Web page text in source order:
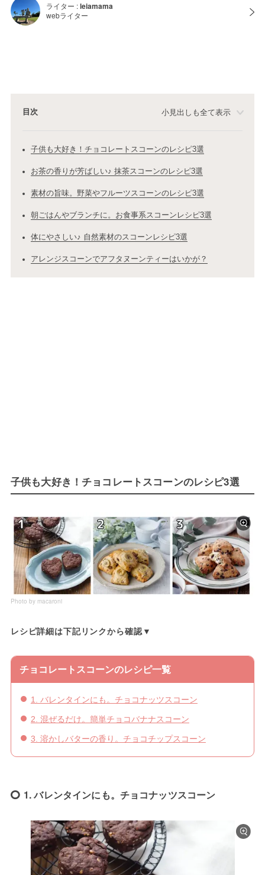
ライター :leiamama
webライター
目次 小見出しも全て表示
子供も大好き！チョコレートスコーンのレシピ3選
お茶の香りが芳ばしい♪ 抹茶スコーンのレシピ3選
素材の旨味。野菜やフルーツスコーンのレシピ3選
朝ごはんやブランチに。お食事系スコーンレシピ3選
体にやさしい♪ 自然素材のスコーンレシピ3選
アレンジスコーンでアフタヌーンティーはいかが？
子供も大好き！チョコレートスコーンのレシピ3選
Photo by macaroni
レシピ詳細は下記リンクから確認▼
チョコレートスコーンのレシピ一覧
1. バレンタインにも。チョコナッツスコーン
2. 混ぜるだけ。簡単チョコバナナスコーン
3. 溶かしバターの香り。チョコチップスコーン
1. バレンタインにも。チョコナッツスコーン